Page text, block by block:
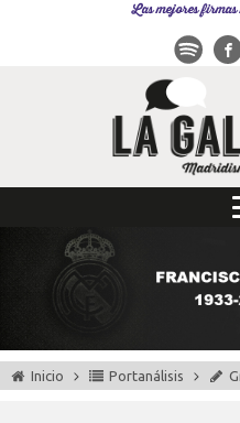
Las mejores firmas
Inicio Portanálisis